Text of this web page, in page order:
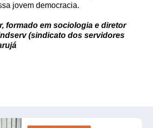
jovem democracia.
formado em sociologia e diretor
(sindicato dos servidores